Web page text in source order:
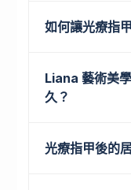
如何讓光療指
Liana 藝術美
久？
光療指甲後的